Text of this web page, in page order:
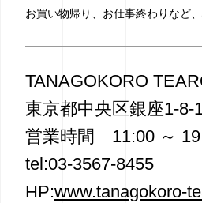
お買い物帰り、お仕事終わりなど
TANAGOKORO
東京都中央区銀座1-8-
営業時間 11:00 ～
tel:03-3567-8455
HP:www.tanagokoro-